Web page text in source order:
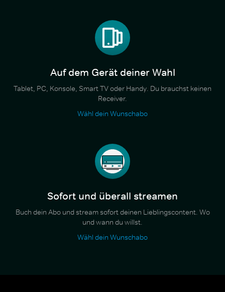
Auf dem Gerät deiner Wahl
Tablet, PC, Konsole, Smart TV oder Handy. Du brauchst keinen
Receiver.
Wähl dein Wunschabo
Sofort und überall streamen
Buch dein Abo und stream sofort deinen Lieblingscontent. Wo
und wann du willst.
Wähl dein Wunschabo